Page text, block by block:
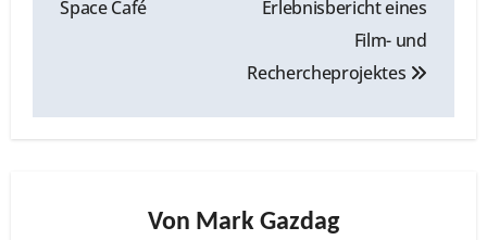
Space Café
Erlebnisbericht eines
Film- und
Rechercheprojektes
Von Mark Gazdag